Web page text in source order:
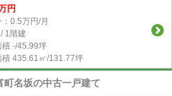
円
：0.5万円/月
1階建
積 -/45.99坪
積 435.61㎡/131.77坪
町名坂の中古一戸建て